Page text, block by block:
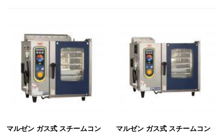
マルゼン ガス式 スチームコン
マルゼン ガス式 スチームコン